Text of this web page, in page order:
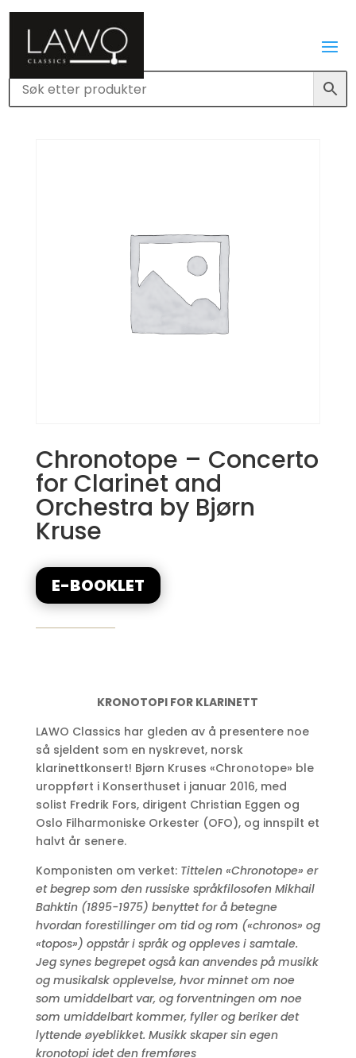
Chronotope – Concerto
for Clarinet and
Orchestra by Bjørn
Kruse
E-BOOKLET
KRONOTOPI FOR KLARINETT
LAWO Classics har gleden av å presentere noe
så sjeldent som en nyskrevet, norsk
klarinettkonsert! Bjørn Kruses «Chronotope» ble
uroppført i Konserthuset i januar 2016, med
solist Fredrik Fors, dirigent Christian Eggen og
Oslo Filharmoniske Orkester (OFO), og innspilt et
halvt år senere.
Komponisten om verket: Tittelen «Chronotope» er
et begrep som den russiske språkfilosofen Mikhail
Bahktin (1895-1975) benyttet for å betegne
hvordan forestillinger om tid og rom («chronos» og
«topos») oppstår i språk og oppleves i samtale.
Jeg synes begrepet også kan anvendes på musikk
og musikalsk opplevelse, hvor minnet om noe
som umiddelbart var, og forventningen om noe
som umiddelbart kommer, fyller og beriker det
lyttende øyeblikket. Musikk skaper sin egen
kronotopi idet den fremføres